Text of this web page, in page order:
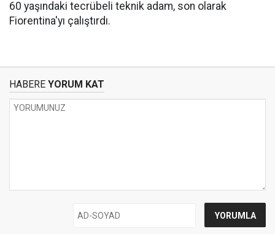
60 yaşındaki tecrübeli teknik adam, son olarak
Fiorentina'yı çalıştırdı.
HABERE YORUM KAT